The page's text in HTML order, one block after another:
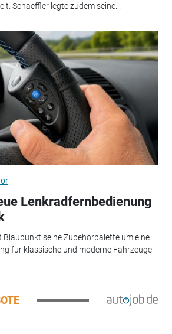
Schaeffler legte zudem seine...
Lenkradfernbedienung
Blaupunkt seine Zubehörpalette um eine
für klassische und moderne Fahrzeuge.